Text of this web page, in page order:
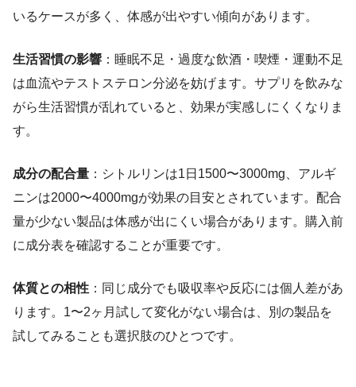
いるケースが多く、体感が出やすい傾向があります。
生活習慣の影響 ：睡眠不足・過度な飲酒・喫煙・運動不足
は血流やテストステロン分泌を妨げます。サプリを飲みな
がら生活習慣が乱れていると、効果が実感しにくくなりま
す。
成分の配合量 ：シトルリンは1日1500〜3000mg、アルギ
ニンは2000〜4000mgが効果の目安とされています。配合
量が少ない製品は体感が出にくい場合があります。購入前
に成分表を確認することが重要です。
体質との相性 ：同じ成分でも吸収率や反応には個人差があ
ります。1〜2ヶ月試して変化がない場合は、別の製品を
試してみることも選択肢のひとつです。